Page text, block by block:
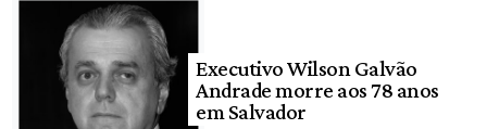
Executivo Wilson Galvão
Andrade morre aos 78 anos
em Salvador